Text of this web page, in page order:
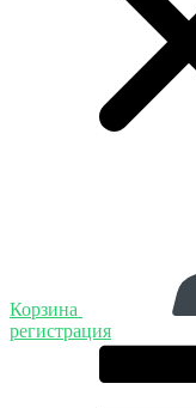
Корзина
регистрация